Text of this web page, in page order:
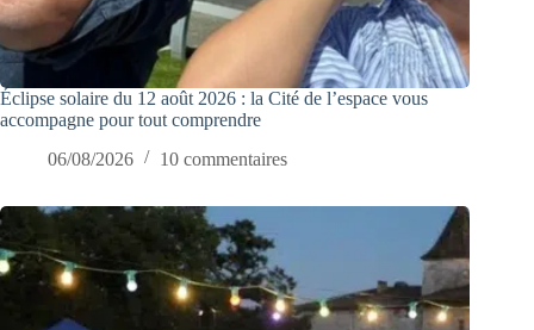
Éclipse solaire du 12 août 2026 : la Cité de l’espace vous
accompagne pour tout comprendre
06/08/2026
10 commentaires